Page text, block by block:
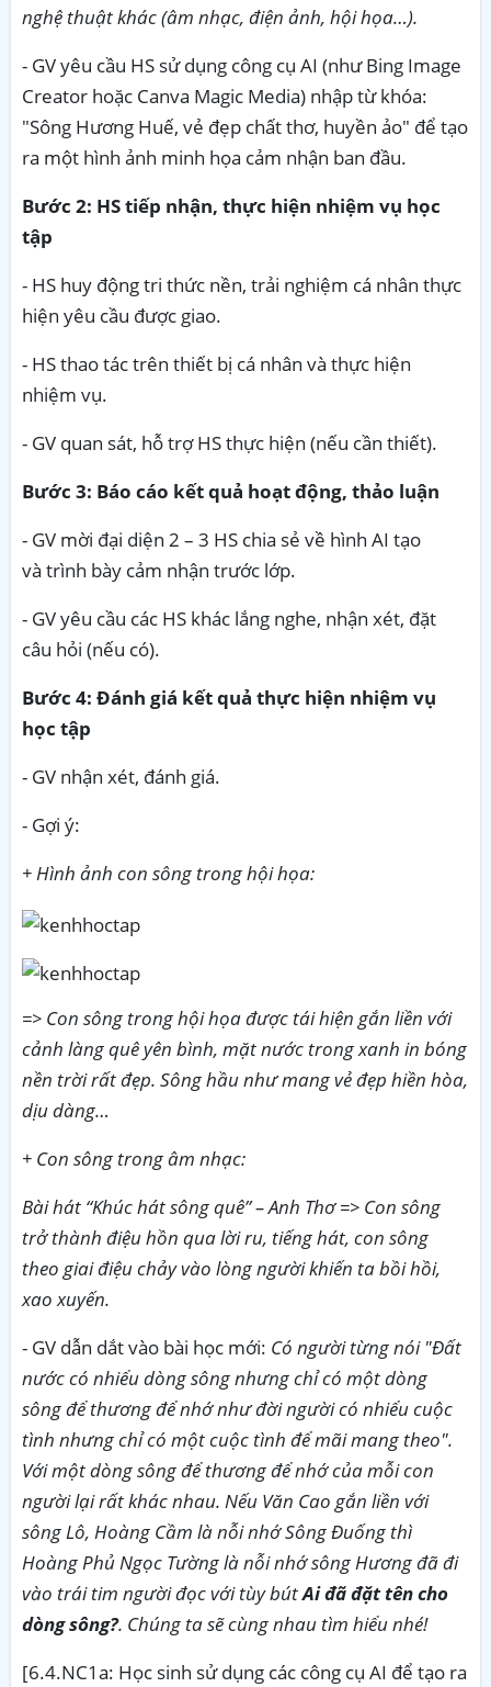
nghệ thuật khác (âm nhạc, điện ảnh, hội họa…).
- GV yêu cầu HS sử dụng công cụ AI (như Bing Image
Creator hoặc Canva Magic Media) nhập từ khóa:
"Sông Hương Huế, vẻ đẹp chất thơ, huyền ảo" để tạo
ra một hình ảnh minh họa cảm nhận ban đầu.
Bước 2: HS tiếp nhận, thực hiện nhiệm vụ học
tập
- HS huy động tri thức nền, trải nghiệm cá nhân thực
hiện yêu cầu được giao.
- HS thao tác trên thiết bị cá nhân và thực hiện
nhiệm vụ.
- GV quan sát, hỗ trợ HS thực hiện (nếu cần thiết).
Bước 3: Báo cáo kết quả hoạt động, thảo luận
- GV mời đại diện 2 – 3 HS chia sẻ về hình AI tạo
và trình bày cảm nhận trước lớp.
- GV yêu cầu các HS khác lắng nghe, nhận xét, đặt
câu hỏi (nếu có).
Bước 4: Đánh giá kết quả thực hiện nhiệm vụ
học tập
- GV nhận xét, đánh giá.
- Gợi ý:
+ Hình ảnh con sông trong hội họa:
=> Con sông trong hội họa được tái hiện gắn liền với
cảnh làng quê yên bình, mặt nước trong xanh in bóng
nền trời rất đẹp. Sông hầu như mang vẻ đẹp hiền hòa,
dịu dàng…
+ Con sông trong âm nhạc:
Bài hát “Khúc hát sông quê” – Anh Thơ => Con sông
trở thành điệu hồn qua lời ru, tiếng hát, con sông
theo giai điệu chảy vào lòng người khiến ta bồi hồi,
xao xuyến.
- GV dẫn dắt vào bài học mới: Có người từng nói "Đất
nước có nhiểu dòng sông nhưng chỉ có một dòng
sông để thương để nhớ như đời người có nhiểu cuộc
tình nhưng chỉ có một cuộc tình để mãi mang theo".
Với một dòng sông để thương để nhớ của mỗi con
người lại rất khác nhau. Nếu Văn Cao gắn liền với
sông Lô, Hoàng Cầm là nỗi nhớ Sông Đuống thì
Hoàng Phủ Ngọc Tường là nỗi nhớ sông Hương đã đi
vào trái tim người đọc với tùy bútAi đã đặt tên cho
dòng sông?. Chúng ta sẽ cùng nhau tìm hiểu nhé!
[6.4.NC1a: Học sinh sử dụng các công cụ AI để tạo ra